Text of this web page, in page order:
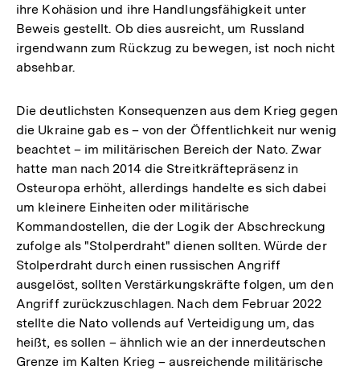
ihre Kohäsion und ihre Handlungsfähigkeit unter
Beweis gestellt. Ob dies ausreicht, um Russland
irgendwann zum Rückzug zu bewegen, ist noch nicht
absehbar.
Die deutlichsten Konsequenzen aus dem Krieg gegen
die Ukraine gab es – von der Öffentlichkeit nur wenig
beachtet – im militärischen Bereich der Nato. Zwar
hatte man nach 2014 die Streitkräftepräsenz in
Osteuropa erhöht, allerdings handelte es sich dabei
um kleinere Einheiten oder militärische
Kommandostellen, die der Logik der Abschreckung
zufolge als "Stolperdraht" dienen sollten. Würde der
Stolperdraht durch einen russischen Angriff
ausgelöst, sollten Verstärkungskräfte folgen, um den
Angriff zurückzuschlagen. Nach dem Februar 2022
stellte die Nato vollends auf Verteidigung um, das
heißt, es sollen – ähnlich wie an der innerdeutschen
Grenze im Kalten Krieg – ausreichende militärische